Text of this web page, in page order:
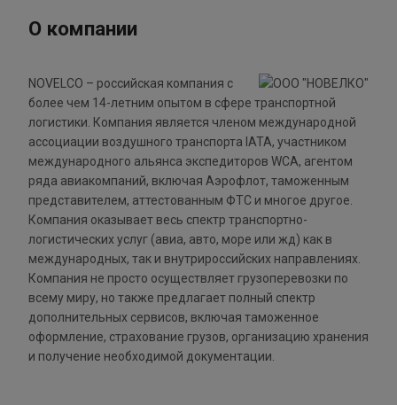
О компании
NOVELCO – российская компания с
более чем 14-летним опытом в сфере транспортной
логистики. Компания является членом международной
ассоциации воздушного транспорта IATA, участником
международного альянса экспедиторов WCA, агентом
ряда авиакомпаний, включая Аэрофлот, таможенным
представителем, аттестованным ФТС и многое другое.
Компания оказывает весь спектр транспортно-
логистических услуг (авиа, авто, море или жд) как в
международных, так и внутрироссийских направлениях.
Компания не просто осуществляет грузоперевозки по
всему миру, но также предлагает полный спектр
дополнительных сервисов, включая таможенное
оформление, страхование грузов, организацию хранения
и получение необходимой документации.